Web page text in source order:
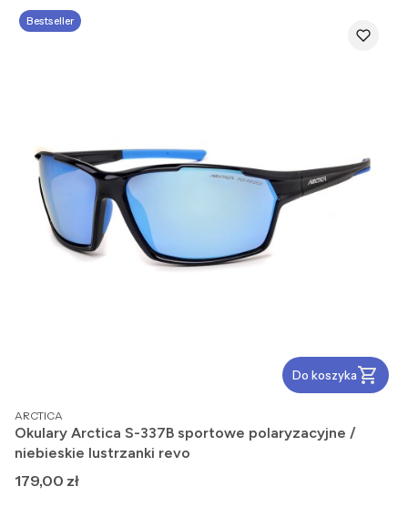
Bestseller
Do koszyka
PRODUCENT
ARCTICA
Okulary Arctica S-337B sportowe polaryzacyjne /
niebieskie lustrzanki revo
Cena
179,00 zł